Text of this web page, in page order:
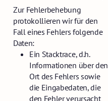
Zur Fehlerbehebung
protokollieren wir für den
Fall eines Fehlers folgende
Daten:
Ein Stacktrace, d.h.
Informationen über den
Ort des Fehlers sowie
die Eingabedaten, die
den Fehler verursacht